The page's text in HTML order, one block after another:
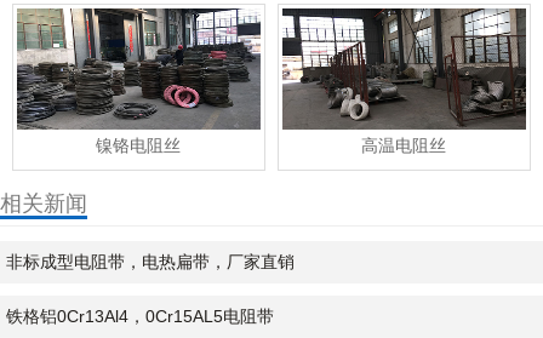
镍铬电阻丝 高温电阻丝
相关新闻
非标成型电阻带，电热扁带，厂家直销
铁格铝0Cr13Al4，0Cr15AL5电阻带